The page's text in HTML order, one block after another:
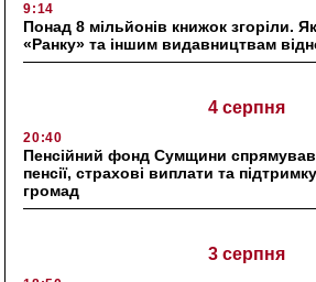
9:14
Понад 8 мільйонів книжок згоріли.
«Ранку» та іншим видавництвам
4 серпня
20:40
Пенсійний фонд Сумщини
пенсії, страхові виплати та
громад
3 серпня